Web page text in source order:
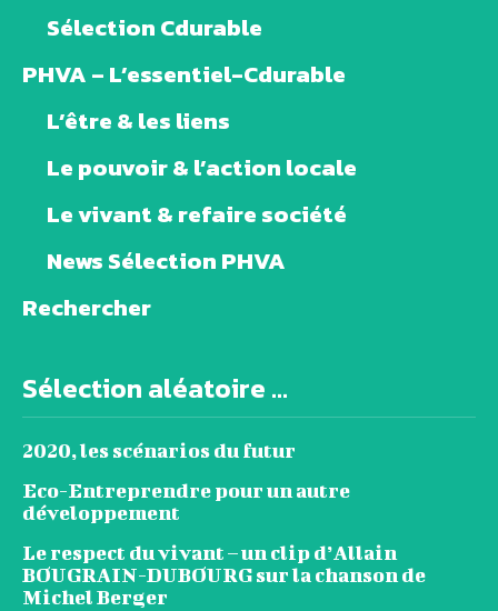
Sélection Cdurable
PHVA – L’essentiel-Cdurable
L’être & les liens
Le pouvoir & l’action locale
Le vivant & refaire société
News Sélection PHVA
Rechercher
Sélection aléatoire ...
2020, les scénarios du futur
Eco-Entreprendre pour un autre
développement
Le respect du vivant – un clip d’Allain
BOUGRAIN-DUBOURG sur la chanson de
Michel Berger